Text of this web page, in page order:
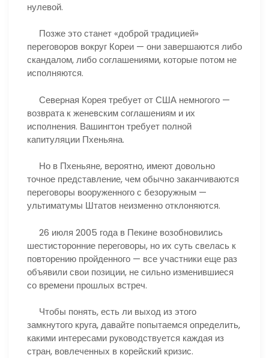
нулевой.
Позже это станет «доброй традицией»
переговоров вокруг Кореи — они завершаются либо
скандалом, либо соглашениями, которые потом не
исполняются.
Северная Корея требует от США немногого —
возврата к женевским соглашениям и их
исполнения. Вашингтон требует полной
капитуляции Пхеньяна.
Но в Пхеньяне, вероятно, имеют довольно
точное представление, чем обычно заканчиваются
переговоры вооруженного с безоружным —
ультиматумы Штатов неизменно отклоняются.
26 июля 2005 года в Пекине возобновились
шестисторонние переговоры, но их суть свелась к
повторению пройденного — все участники еще раз
объявили свои позиции, не сильно изменившиеся
со времени прошлых встреч.
Чтобы понять, есть ли выход из этого
замкнутого круга, давайте попытаемся определить,
какими интересами руководствуется каждая из
стран, вовлеченных в корейский кризис.